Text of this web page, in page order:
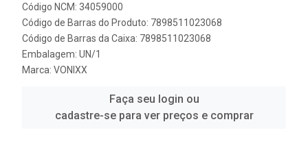
Código NCM: 34059000
Código de Barras do Produto: 7898511023068
Código de Barras da Caixa: 7898511023068
Embalagem: UN/1
Marca: VONIXX
Faça seu login ou
cadastre-se para ver preços e comprar